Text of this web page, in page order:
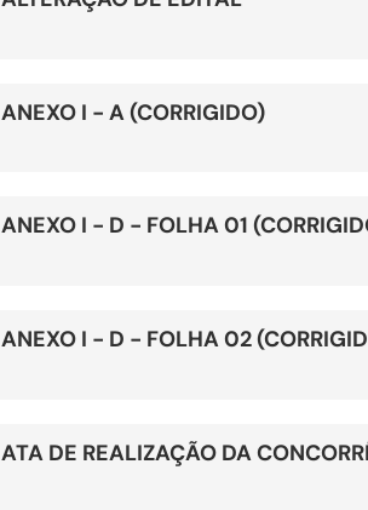
ANEXO I - A (CORRIGIDO)
ANEXO I - D - FOLHA 01
ANEXO I - D - FOLHA 02
ATA DE REALIZAÇÃO DA